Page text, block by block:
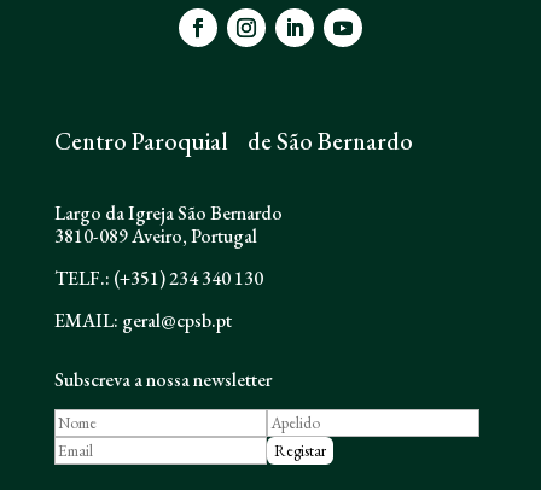
Centro Paroquial de São Bernardo
Largo da Igreja São Bernardo
3810-089 Aveiro, Portugal
TELF.: (+351) 234 340 130
EMAIL: geral@cpsb.pt
Subscreva a nossa newsletter